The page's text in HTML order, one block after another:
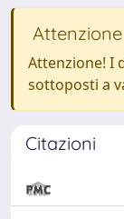
Attenzione
Attenzione! I
sottoposti a
Citazioni